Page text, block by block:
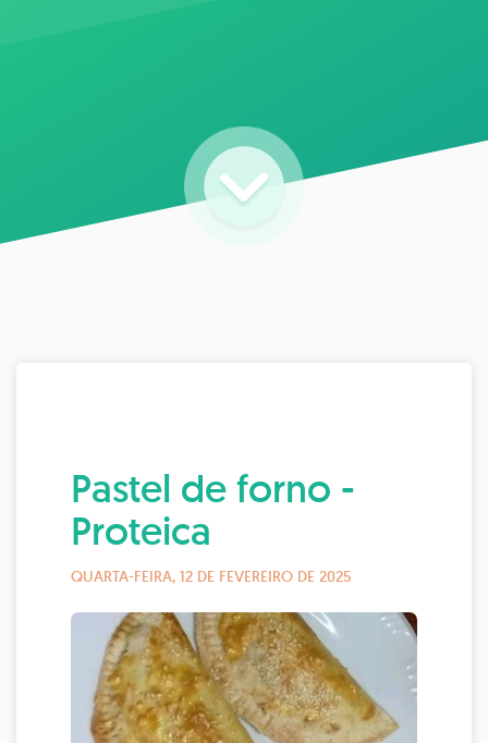
Pastel de forno -
Proteica
QUARTA-FEIRA, 12 DE FEVEREIRO DE 2025